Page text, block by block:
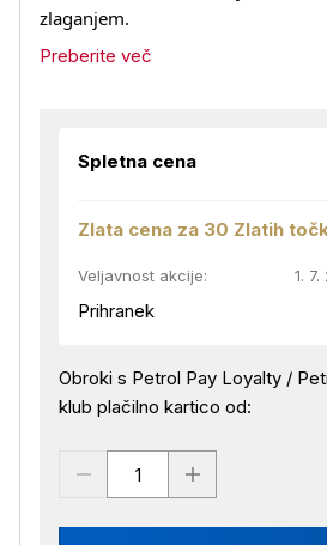
zlaganjem.
Preberite več
Spletna cena
Zlata cena za 30 Zlatih
Veljavnost akcije: 1.
Prihranek
Obroki s Petrol Pay Loyalty /
klub plačilno kartico od: